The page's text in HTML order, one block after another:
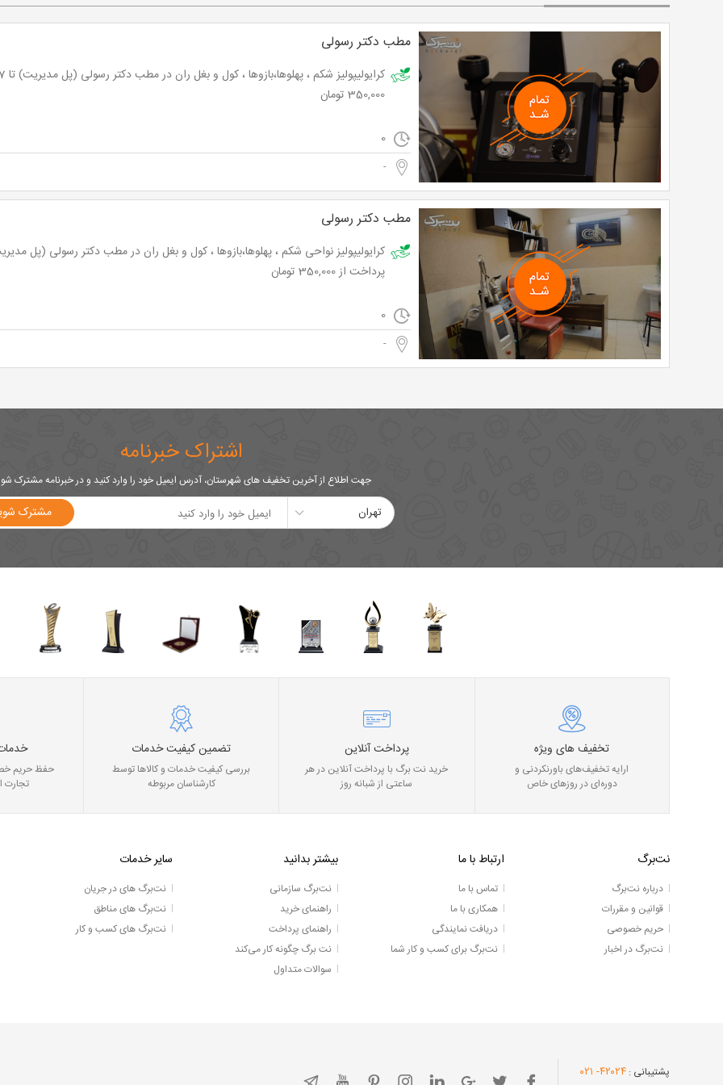
مطب دکتر رسولی
350,000 تومان
0
-
مطب دکتر رسولی
پرداخت از 350,000 تومان
0
-
اشتراک خبرنامه
جهت اطلاع از آخرین تخفیف های شهرستان، آدرس ایمیل خود را وارد کنید و در خبرنامه مشترک
تهران مشترک
تخفیف های ویژه
ارایه تخفیف‌های باورنکردنی و
دوره‌ای در روز‌های خاص
پرداخت آنلاین
خرید نت برگ با پرداخت آنلاین در هر
ساعتی از شبانه روز
تضمین کیفیت خدمات
بررسی کیفیت خدمات و کالاها توسط
کارشناسان مربوطه
حفظ حریم
تجارت
نت‌برگ
درباره نت‌برگ
قوانین و مقررات
حریم خصوصی
نت‌برگ در اخبار
ارتباط با ما
تماس با ما
همکاری با ما
دریافت نمایندگی
نت‌برگ برای کسب و کار شما
بیشتر بدانید
نت‌برگ سازمانی
راهنمای خرید
راهنمای پرداخت
نت برگ چگونه کار می‌کند
سوالات متداول
سایر خدمات
نت‌برگ های در جریان
نت‌برگ های مناطق
نت‌برگ های کسب و کار
پشتیبانی : ۴۲۰۲۴- ۰۲۱